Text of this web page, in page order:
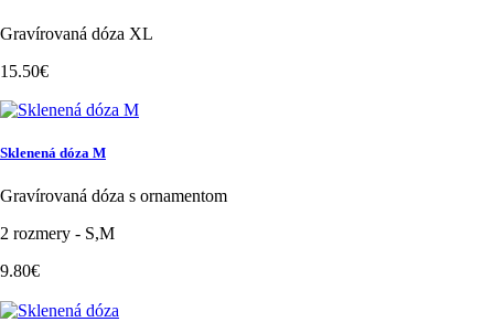
Gravírovaná dóza XL
15.50€
Sklenená dóza M
Gravírovaná dóza s ornamentom
2 rozmery - S,M
9.80€